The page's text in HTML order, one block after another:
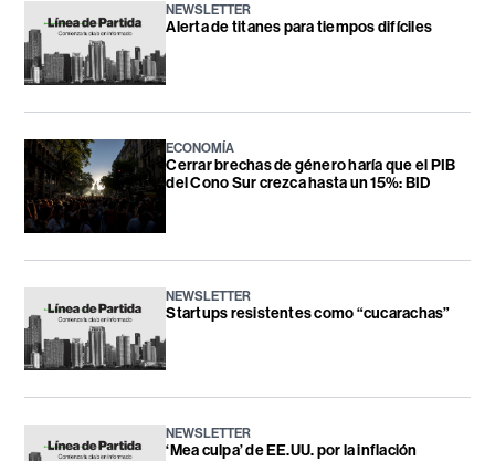
NEWSLETTER
Alerta de titanes para tiempos difíciles
ECONOMÍA
Cerrar brechas de género haría que el PIB
del Cono Sur crezca hasta un 15%: BID
NEWSLETTER
Startups resistentes como “cucarachas”
NEWSLETTER
‘Mea culpa’ de EE.UU. por la inflación